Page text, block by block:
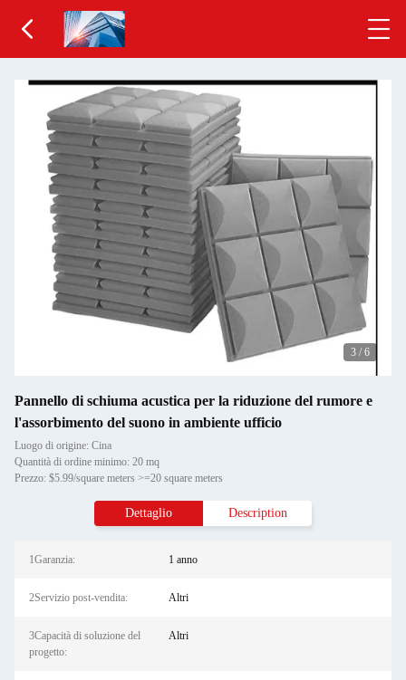
3 / 6
Pannello di schiuma acustica per la riduzione del rumore e
l'assorbimento del suono in ambiente ufficio
Luogo di origine: Cina
Quantità di ordine minimo: 20 mq
Prezzo: $5.99/square meters >=20 square meters
Dettaglio Description
1Garanzia: 1 anno
2Servizio post-vendita: Altri
3Capacità di soluzione del
progetto:
Altri